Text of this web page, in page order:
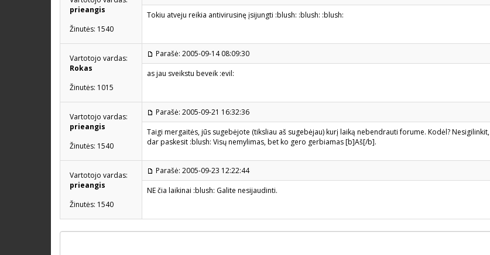
prieangis
Žinutės: 1540
Tokiu atveju reikia antivirusinę įsijungti :blush: :blush: :blush:
Vartotojo vardas:
Rokas
Žinutės: 1015
Parašė: 2005-09-14 08:09:30
as jau sveikstu beveik :evil:
Vartotojo vardas:
prieangis
Žinutės: 1540
Parašė: 2005-09-21 16:32:36
Taigi mergaitės, jūs sugebėjote (tiksliau aš sugebėjau) kurį laiką nebendrauti forume. Kodėl? Nesigilinkit,
dar paskesit :blush: Visų nemylimas, bet ko gero gerbiamas [b]Aš[/b].
Vartotojo vardas:
prieangis
Žinutės: 1540
Parašė: 2005-09-23 12:22:44
NE čia laikinai :blush: Galite nesijaudinti.